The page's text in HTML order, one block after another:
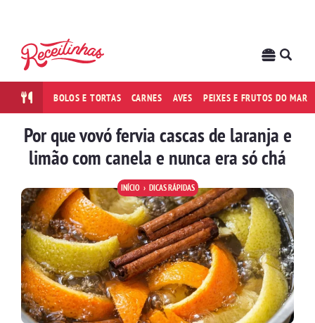
BOLOS E TORTAS CARNES AVES PEIXES E FRUTOS DO MAR
Por que vovó fervia cascas de laranja e
limão com canela e nunca era só chá
INÍCIO DICAS RÁPIDAS